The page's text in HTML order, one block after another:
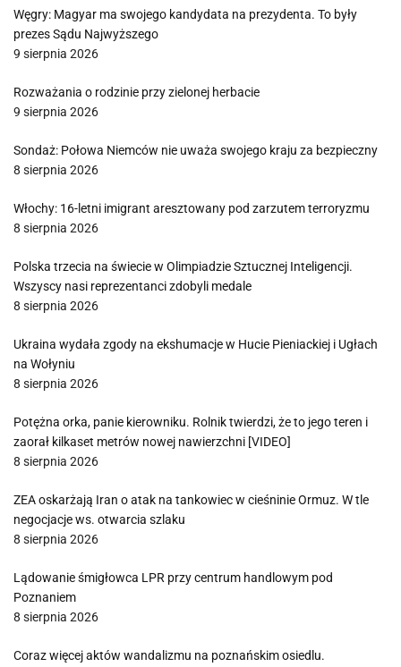
Węgry: Magyar ma swojego kandydata na prezydenta. To były
prezes Sądu Najwyższego
9 sierpnia 2026
Rozważania o rodzinie przy zielonej herbacie
9 sierpnia 2026
Sondaż: Połowa Niemców nie uważa swojego kraju za bezpieczny
8 sierpnia 2026
Włochy: 16-letni imigrant aresztowany pod zarzutem terroryzmu
8 sierpnia 2026
Polska trzecia na świecie w Olimpiadzie Sztucznej Inteligencji.
Wszyscy nasi reprezentanci zdobyli medale
8 sierpnia 2026
Ukraina wydała zgody na ekshumacje w Hucie Pieniackiej i Ugłach
na Wołyniu
8 sierpnia 2026
Potężna orka, panie kierowniku. Rolnik twierdzi, że to jego teren i
zaorał kilkaset metrów nowej nawierzchni [VIDEO]
8 sierpnia 2026
ZEA oskarżają Iran o atak na tankowiec w cieśninie Ormuz. W tle
negocjacje ws. otwarcia szlaku
8 sierpnia 2026
Lądowanie śmigłowca LPR przy centrum handlowym pod
Poznaniem
8 sierpnia 2026
Coraz więcej aktów wandalizmu na poznańskim osiedlu.